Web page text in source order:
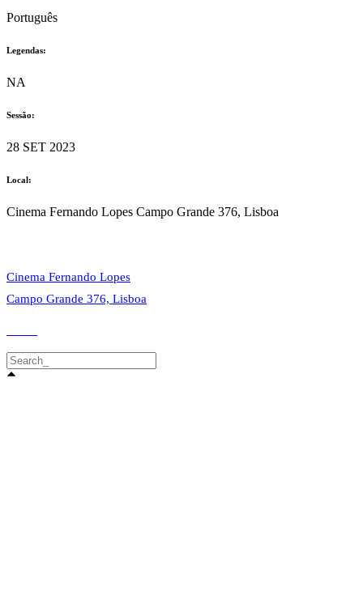
Português
Legendas:
NA
Sessão:
28 SET 2023
Local:
Cinema Fernando Lopes Campo Grande 376, Lisboa
Cinema Fernando Lopes
Campo Grande 376, Lisboa